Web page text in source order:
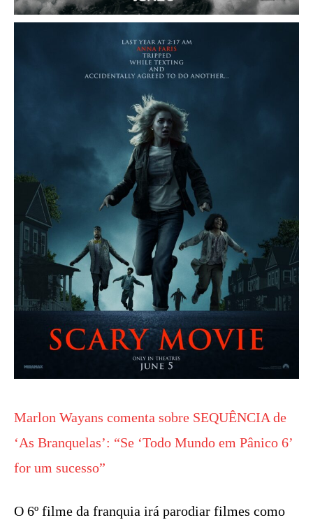
Marlon Wayans comenta sobre SEQUÊNCIA de
‘As Branquelas’: “Se ‘Todo Mundo em Pânico 6’
for um sucesso”
O 6º filme da franquia irá parodiar filmes como